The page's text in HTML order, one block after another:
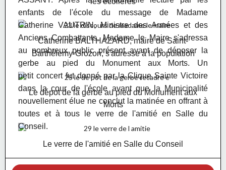
enfants de l'école du message de Madame
Catherine VAUTRIN, Ministre des Armées et des
Anciens Combattants,Madame le Maire s'adressa
au nombreux public présent avant de déposer la
gerbe au pied du Monument aux Morts. Un
petit concert fut donné par la Clique Sainte Victoire
dans la cour de l'école avant que la Municipalité
nouvellement élue ne conclut la matinée en offrant à
toutes et à tous le verre de l'amitié en Salle du
Conseil.
Catherine BALTHAZARD, maire de Saint-
Barthélemy-Grozon, s'adresse à la population
Le dépot de la gerbe au pied du Monument aux
Morts
Le verre de l'amitié en Salle du Conseil